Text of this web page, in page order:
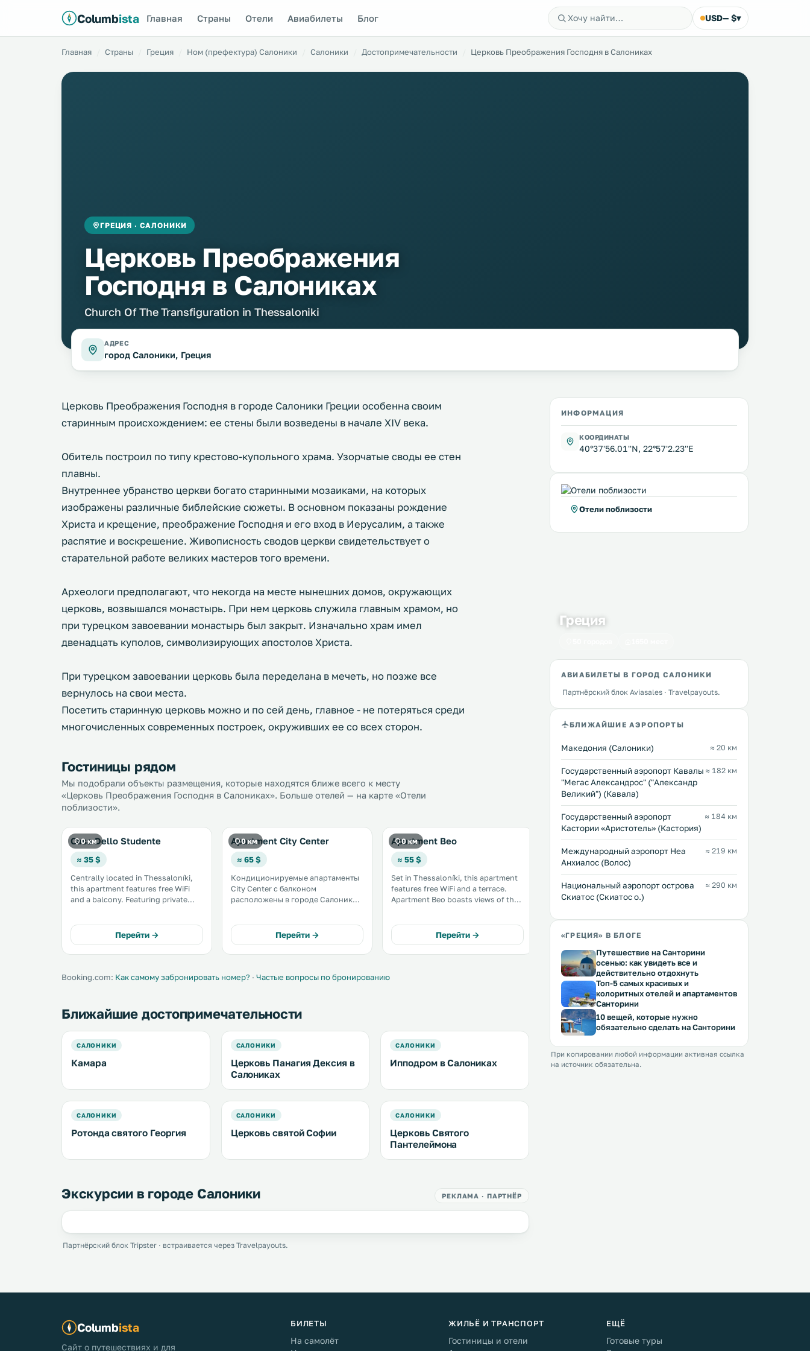
Columbista Главная Страны Отели Авиабилеты Блог USD— $▾
Главная Страны Греция Ном (префектура) Салоники Салоники Достопримечательности Церковь Преображения Господня в Салониках
ГРЕЦИЯ · САЛОНИКИ
Церковь Преображения
Господня в Салониках
Church Of The Transfiguration in Thessaloniki
АДРЕС
город Салоники, Греция
Церковь Преображения Господня в городе Салоники Греции особенна своим
старинным происхождением: ее стены были возведены в начале XIV века.
Обитель построил по типу крестово-купольного храма. Узорчатые своды ее стен
плавны.
Внутреннее убранство церкви богато старинными мозаиками, на которых
изображены различные библейские сюжеты. В основном показаны рождение
Христа и крещение, преображение Господня и его вход в Иерусалим, а также
распятие и воскрешение. Живописность сводов церкви свидетельствует о
старательной работе великих мастеров того времени.
Археологи предполагают, что некогда на месте нынешних домов, окружающих
церковь, возвышался монастырь. При нем церковь служила главным храмом, но
при турецком завоевании монастырь был закрыт. Изначально храм имел
двенадцать куполов, символизирующих апостолов Христа.
При турецком завоевании церковь была переделана в мечеть, но позже все
вернулось на свои места.
Посетить старинную церковь можно и по сей день, главное - не потеряться среди
многочисленных современных построек, окруживших ее со всех сторон.
Гостиницы рядом
Мы подобрали объекты размещения, которые находятся ближе всего к месту
«Церковь Преображения Господня в Салониках». Больше отелей — на карте «Отели
поблизости».
0 км
Casa Dello Studente
≈ 35 $
Centrally located in Thessaloníki,
this apartment features free WiFi
and a balcony. Featuring private
Centre and just a short stroll from
the main shopping street. .
Перейти →
0 км
Apartment City Center
≈ 65 $
Кондиционируемые апартаменты
City Center с балконом
расположены в городе Салоники,
можно воспользоваться
бесплатным Wi-Fi. В распоряжении
гостей кухня. .
Перейти →
0 км
Apartment Beo
≈ 55 $
Set in Thessaloníki, this apartment
features free WiFi and a terrace.
Apartment Beo boasts views of the
There is a seating area and a kitchen
equipped with a fridge. .
Перейти →
0 км
City Loft Rentals
≈ 101 $
расположены в самом центре
города Салоники, в нескольких
центра города. В этих
апартаментах есть
Перейти →
0 км
RentRooms
расположен в центре
номера с
Booking.com: Как самому забронировать номер? · Частые вопросы по бронированию
Ближайшие достопримечательности
САЛОНИКИ
Камара
САЛОНИКИ
Церковь Панагия Дексия в
Салониках
САЛОНИКИ
Ипподром в Салониках
САЛОНИКИ
Ротонда святого Георгия
САЛОНИКИ
Церковь святой Софии
САЛОНИКИ
Церковь Святого
Пантелеймона
Экскурсии в городе Салоники РЕКЛАМА · ПАРТНЁР
Партнёрский блок Tripster · встраивается через Travelpayouts.
ИНФОРМАЦИЯ
КООРДИНАТЫ
40°37'56.01''N, 22°57'2.23''E
Отели поблизости
Греция
АВИАБИЛЕТЫ В ГОРОД САЛОНИКИ
Партнёрский блок Aviasales · Travelpayouts.
БЛИЖАЙШИЕ АЭРОПОРТЫ
Македония (Салоники) ≈ 20 км
Государственный аэропорт Кавалы
"Мегас Александрос" ("Александр
Великий") (Кавала)
≈ 182 км
Государственный аэропорт
Кастории «Аристотель» (Кастория)
≈ 184 км
Международный аэропорт Неа
Анхиалос (Волос)
≈ 219 км
Национальный аэропорт острова
Скиатос (Скиатос о.)
≈ 290 км
«ГРЕЦИЯ» В БЛОГЕ
Путешествие на Санторини
осенью: как увидеть все и
действительно отдохнуть
Топ-5 самых красивых и
колоритных отелей и апартаментов
Санторини
10 вещей, которые нужно
обязательно сделать на Санторини
При копировании любой информации активная ссылка
на источник обязательна.
Columbista
Сайт о путешествиях и для
БИЛЕТЫ
На самолёт
ЖИЛЬЁ И ТРАНСПОРТ
Гостиницы и отели
ЕЩЁ
Готовые туры